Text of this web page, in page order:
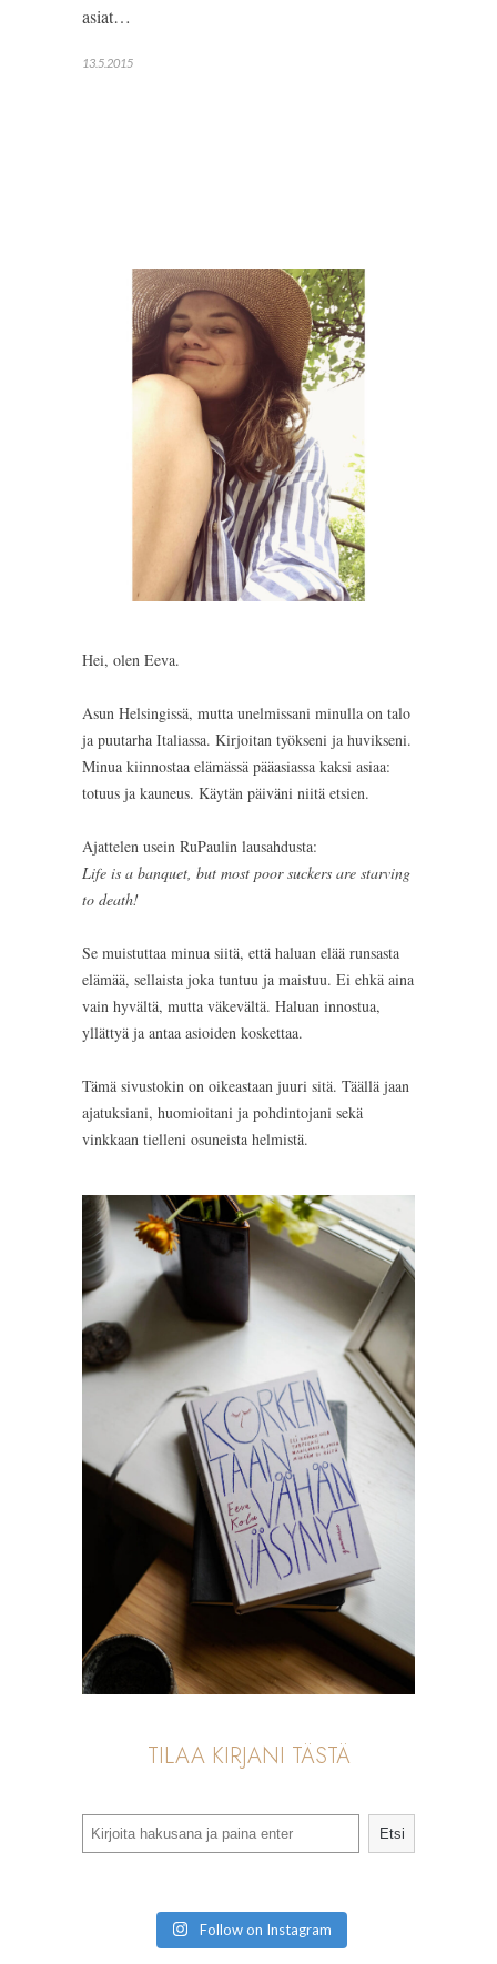
asiat…
13.5.2015
Hei, olen Eeva.
Asun Helsingissä, mutta unelmissani minulla on talo
ja puutarha Italiassa. Kirjoitan työkseni ja huvikseni.
Minua kiinnostaa elämässä pääasiassa kaksi asiaa:
totuus ja kauneus. Käytän päiväni niitä etsien.
Ajattelen usein RuPaulin lausahdusta:
Life is a banquet, but most poor suckers are starving
to death!
Se muistuttaa minua siitä, että haluan elää runsasta
elämää, sellaista joka tuntuu ja maistuu. Ei ehkä aina
vain hyvältä, mutta väkevältä. Haluan innostua,
yllättyä ja antaa asioiden koskettaa.
Tämä sivustokin on oikeastaan juuri sitä. Täällä jaan
ajatuksiani, huomioitani ja pohdintojani sekä
vinkkaan tielleni osuneista helmistä.
TILAA KIRJANI TÄSTÄ
Etsi
Follow on Instagram